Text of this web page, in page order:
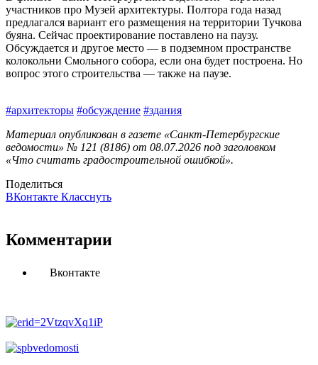
участников про Музей архитектуры. Полтора года назад
предлагался вариант его размещения на территории Тучкова
буяна. Сейчас проектирование поставлено на паузу.
Обсуждается и другое место — в подземном пространстве
колокольни Смольного собора, если она будет построена. Но
вопрос этого строительства — также на паузе.
#архитекторы #обсуждение #здания
Материал опубликован в газете «Санкт-Петербургские
ведомости» № 121 (8186) от 08.07.2026 под заголовком
«Что считать градостроительной ошибкой».
Поделиться
ВКонтакте Класснуть
Комментарии
Вконтакте